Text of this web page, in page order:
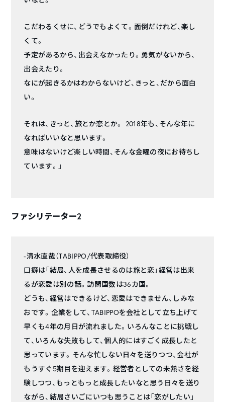
こだわるくせに、どうでもよくて。面倒だけれど、楽し
くて。
予定があるから、出会えなかったり。勇気がないから、
出会えたり。
なにが起きるかはわからないけど、きっと、だから面白
い。
それは、きっと、旅とか恋とか。 2018年も、そんな年に
なればいいなと思います。
意味はないけど楽しい時間、そんな金曜の夜にお待ちし
ています。」
ファシリテーター2
-清水直哉（TABIPPO/代表取締役）
口癖は「結局、人を成長させるのは旅と恋」経営は出来
るが恋愛は別の話。訪問国数は36カ国。
どうも、経営はできるけど、恋愛はできません、しみな
おです。企業をして、TABIPPOを会社として立ち上げて
早くも4年の月日が流れました。いろんなことに挑戦し
て、いろんな失敗もして、個人的にはすごく成長したと
思っています。そんな忙しない日々を送りつつ、会社が
もうすぐ5期目を迎えます。経営者としての未熟さを経
験しつつ、もっともっと成長したいなと思う日々を送り
ながら、結局さいごにいつも思うことは「恋がしたい」